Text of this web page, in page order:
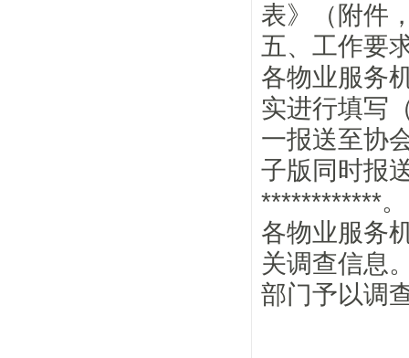
表》（附件
五、工作要
各物业服务
实进行填写
一报送至协
子版同时报
************。
各物业服务
关调查信息
部门予以调